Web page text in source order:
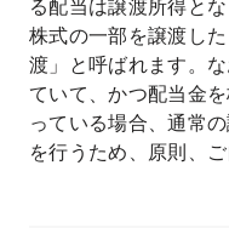
る配当は譲渡所得と
株式の一部を譲渡し
渡」と呼ばれます。
ていて、かつ配当金
っている場合、通常
を行うため、原則、